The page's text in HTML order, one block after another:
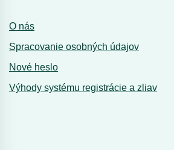
O nás
Spracovanie osobných údajov
Nové heslo
Výhody systému registrácie a zliav